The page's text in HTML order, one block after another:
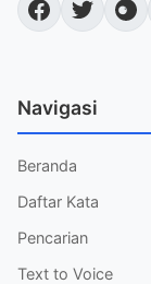
Navigasi
Beranda
Daftar Kata
Pencarian
Text to Voice